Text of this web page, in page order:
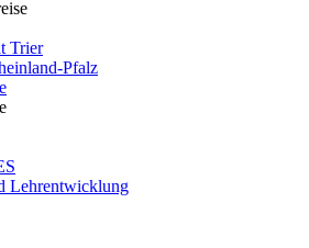
Trier
Pfalz
Lehrentwicklung